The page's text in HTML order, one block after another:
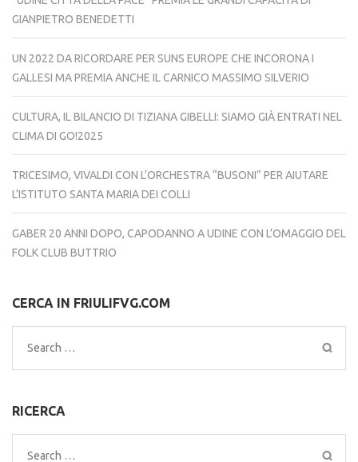
GIANPIETRO BENEDETTI
UN 2022 DA RICORDARE PER SUNS EUROPE CHE INCORONA I
GALLESI MA PREMIA ANCHE IL CARNICO MASSIMO SILVERIO
CULTURA, IL BILANCIO DI TIZIANA GIBELLI: SIAMO GIÀ ENTRATI NEL
CLIMA DI GO!2025
TRICESIMO, VIVALDI CON L’ORCHESTRA “BUSONI” PER AIUTARE
L’ISTITUTO SANTA MARIA DEI COLLI
GABER 20 ANNI DOPO, CAPODANNO A UDINE CON L’OMAGGIO DEL
FOLK CLUB BUTTRIO
CERCA IN FRIULIFVG.COM
Search
for:
RICERCA
Search